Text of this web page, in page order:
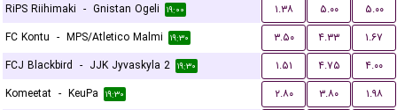
RiPS Riihimaki - Gnistan Ogeli ۱۹:۰۰ ۱.۳۸ ۵.۰۰
۵.۰۰
FC Kontu - MPS/Atletico Malmi ۱۹:۳۰ ۳.۵۰ ۴.۳۳
۱.۶۷
FCJ Blackbird - JJK Jyvaskyla 2 ۱۹:۳۰ ۱.۵۱ ۴.۷۵
۴.۰۰
Komeetat - KeuPa ۱۹:۳۰ ۲.۸۰ ۳.۸۰
۱.۹۸